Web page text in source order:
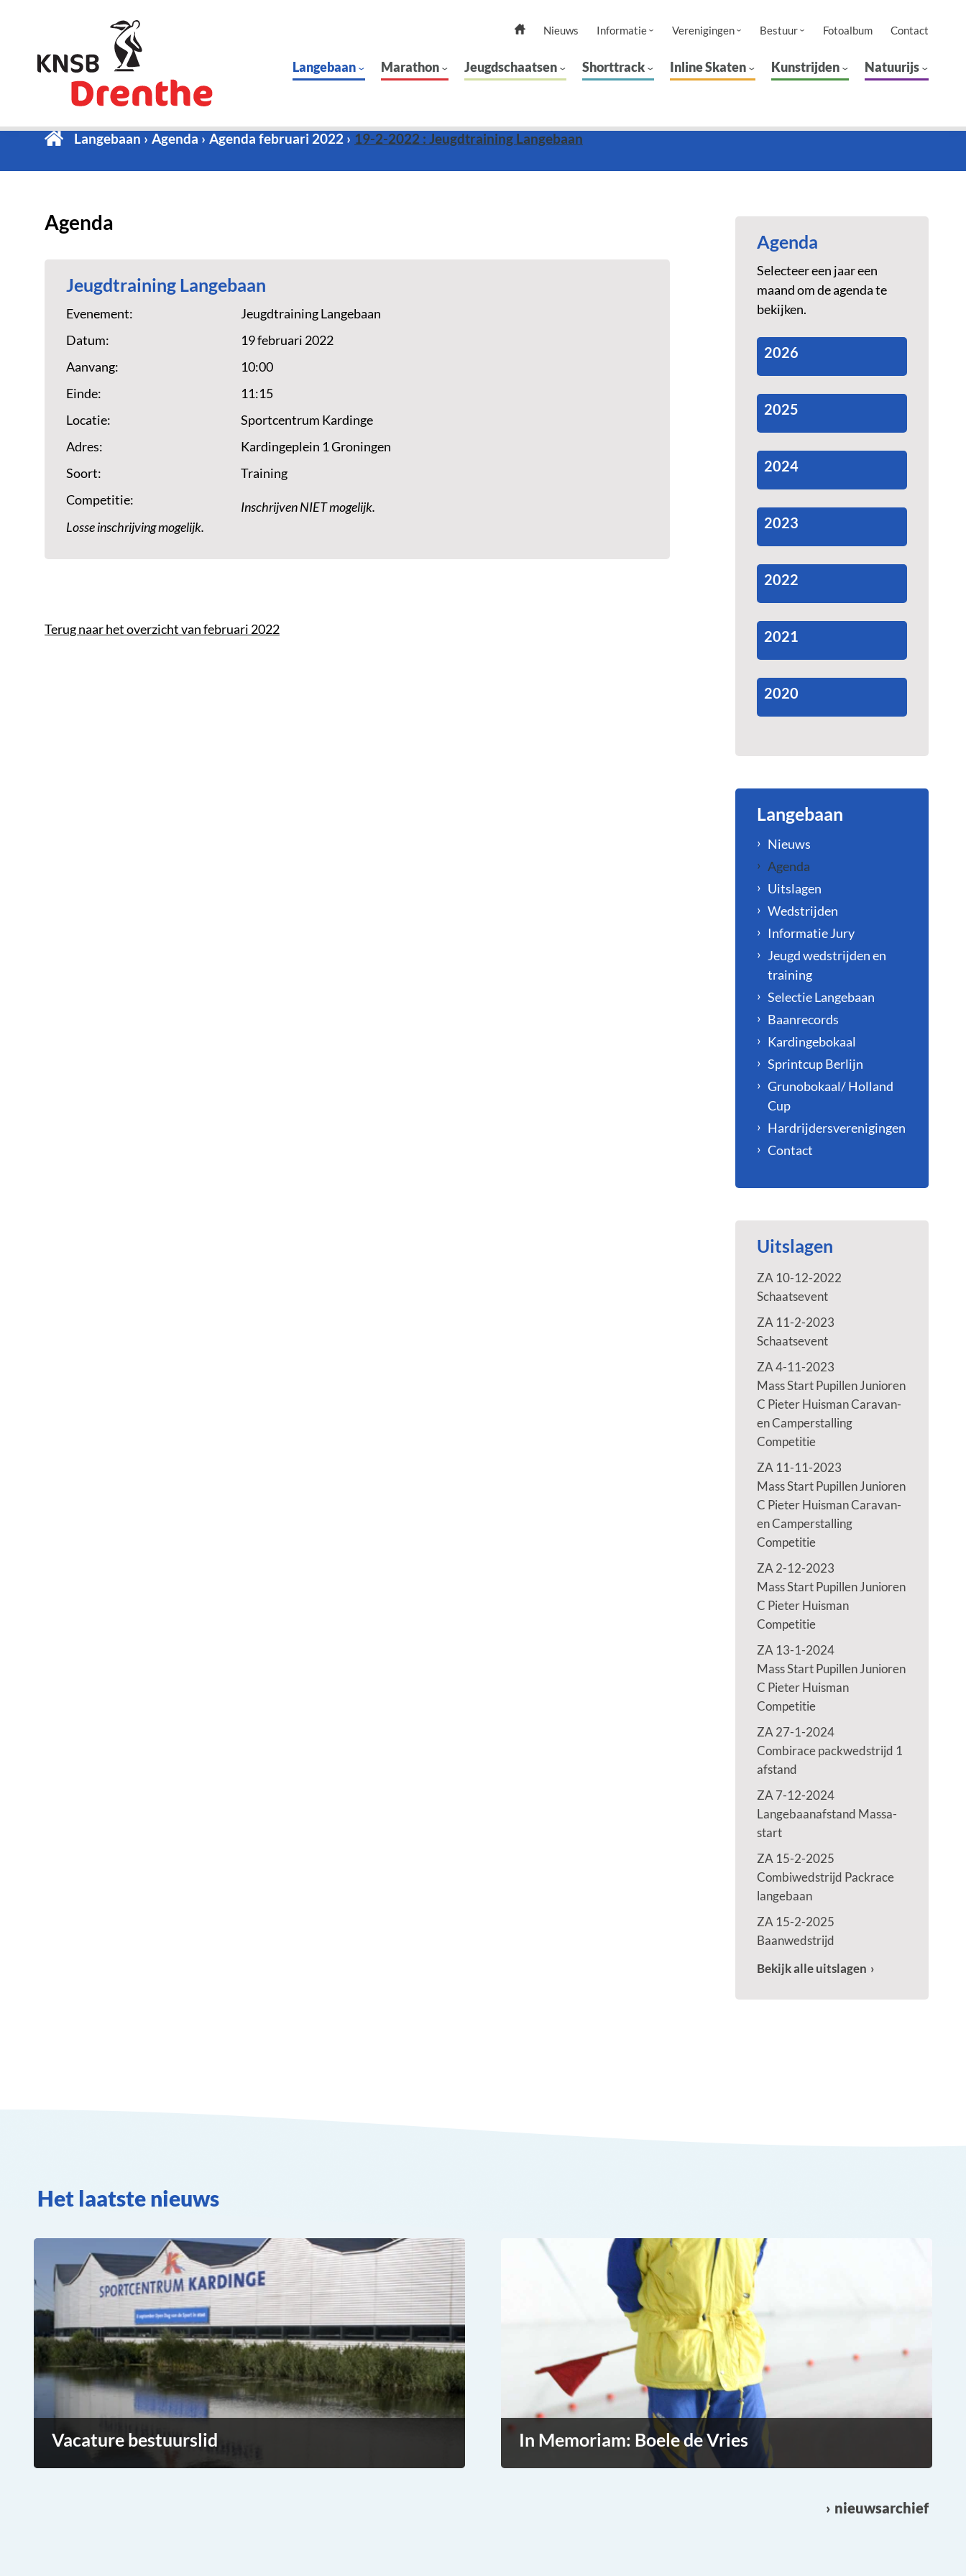
Nieuws Informatie Verenigingen Bestuur Fotoalbum Contact
Langebaan Marathon Jeugdschaatsen Shorttrack Inline Skaten Kunstrijden Natuurijs
Langebaan Agenda Agenda februari 2022 19-2-2022 : Jeugdtraining Langebaan
Agenda
Jeugdtraining Langebaan
Evenement:
Jeugdtraining Langebaan
Datum:
19 februari 2022
Aanvang:
10:00
Einde:
11:15
Locatie:
Sportcentrum Kardinge
Adres:
Kardingeplein 1 Groningen
Soort:
Training
Competitie:
Inschrijven NIET mogelijk.
Losse inschrijving mogelijk.
Terug naar het overzicht van februari 2022
Agenda
Selecteer een jaar een
maand om de agenda te
bekijken.
2026
2025
2024
2023
2022
2021
2020
Langebaan
Nieuws
Agenda
Uitslagen
Wedstrijden
Informatie Jury
Jeugd wedstrijden en
training
Selectie Langebaan
Baanrecords
Kardingebokaal
Sprintcup Berlijn
Grunobokaal/ Holland
Cup
Hardrijdersverenigingen
Contact
Uitslagen
ZA 10-12-2022
Schaatsevent
ZA 11-2-2023
Schaatsevent
ZA 4-11-2023
Mass Start Pupillen Junioren
C Pieter Huisman Caravan-
en Camperstalling
Competitie
ZA 11-11-2023
Mass Start Pupillen Junioren
C Pieter Huisman Caravan-
en Camperstalling
Competitie
ZA 2-12-2023
Mass Start Pupillen Junioren
C Pieter Huisman
Competitie
ZA 13-1-2024
Mass Start Pupillen Junioren
C Pieter Huisman
Competitie
ZA 27-1-2024
Combirace packwedstrijd 1
afstand
ZA 7-12-2024
Langebaanafstand Massa-
start
ZA 15-2-2025
Combiwedstrijd Packrace
langebaan
ZA 15-2-2025
Baanwedstrijd
Bekijk alle uitslagen
Het laatste nieuws
Vacature bestuurslid In Memoriam: Boele de Vries
nieuwsarchief